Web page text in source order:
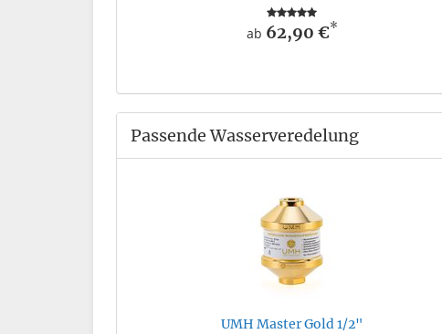
ab 62,90 €*
Passende Wasserveredelung
UMH Master Gold 1/2"